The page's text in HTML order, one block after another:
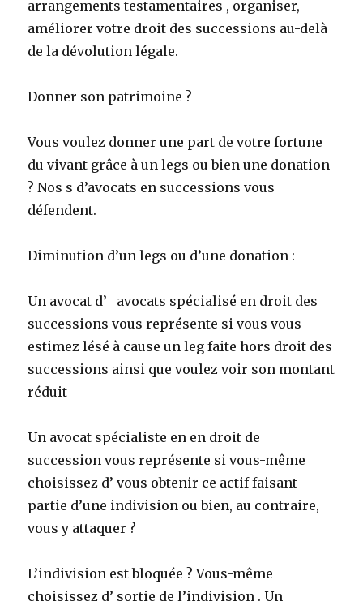
arrangements testamentaires , organiser,
améliorer votre droit des successions au-delà
de la dévolution légale.
Donner son patrimoine ?
Vous voulez donner une part de votre fortune
du vivant grâce à un legs ou bien une donation
? Nos s d’avocats en successions vous
défendent.
Diminution d’un legs ou d’une donation :
Un avocat d’_ avocats spécialisé en droit des
successions vous représente si vous vous
estimez lésé à cause un leg faite hors droit des
successions ainsi que voulez voir son montant
réduit
Un avocat spécialiste en en droit de
succession vous représente si vous-même
choisissez d’ vous obtenir ce actif faisant
partie d’une indivision ou bien, au contraire,
vous y attaquer ?
L’indivision est bloquée ? Vous-même
choisissez d’ sortie de l’indivision . Un